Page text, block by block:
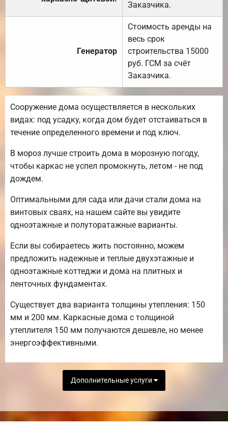
Заказчика.
Генератор
Стоимость аренды на
весь срок
строительства 15000
руб. ГСМ за счёт
Заказчика.
Сооружение дома осуществляется в нескольких
видах: под усадку, когда дом будет отстаиваться в
течение определенного времени и под ключ.
В мороз лучше строить дома в морозную погоду,
чтобы каркас не успел промокнуть, летом - не под
дождем.
Оптимальными для сада или дачи стали дома на
винтовых сваях, на нашем сайте вы увидите
одноэтажные и полуторатажные варианты.
Если вы собираетесь жить постоянно, можем
предложить надежные и теплые двухэтажные и
одноэтажные коттеджи и дома на плитных и
ленточных фундаментах.
Существует два варианта толщины утепления: 150
мм и 200 мм. Каркасные дома с толщиной
утеплителя 150 мм получаются дешевле, но менее
энергоэффективными.
Дополнительные услуги